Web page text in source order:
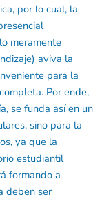
por lo cual, la
meramente
aviva la
para la
Por ende,
se funda así en un
sino para la
ya que la
estudiantil
formando a
deben ser